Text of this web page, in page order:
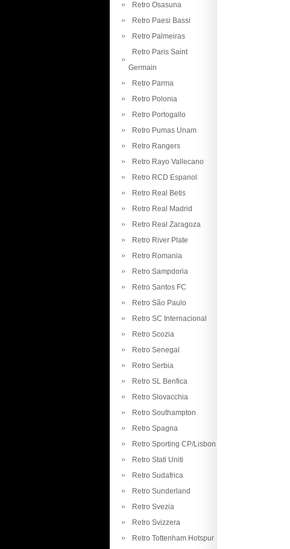
Retro Osasuna
Retro Paesi Bassi
Retro Palmeiras
Retro Paris Saint
Germain
Retro Parma
Retro Polonia
Retro Portogallo
Retro Pumas Unam
Retro Rangers
Retro Rayo Vallecano
Retro RCD Espanol
Retro Real Betis
Retro Real Madrid
Retro Real Zaragoza
Retro River Plate
Retro Romania
Retro Sampdoria
Retro Santos FC
Retro São Paulo
Retro SC Internacional
Retro Scozia
Retro Senegal
Retro Serbia
Retro SL Benfica
Retro Slovacchia
Retro Southampton
Retro Spagna
Retro Sporting CP/Lisbon
Retro Stati Uniti
Retro Sudafrica
Retro Sunderland
Retro Svezia
Retro Svizzera
Retro Tottenham Hotspur